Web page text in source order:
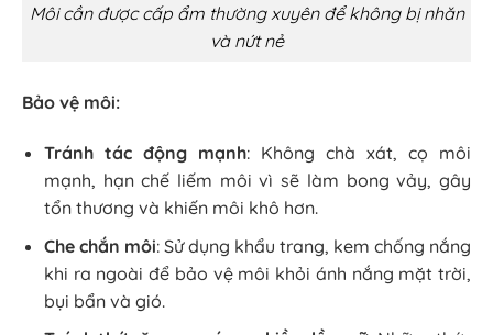
Môi cần được cấp ẩm thường xuyên để không bị nhăn
và nứt nẻ
Bảo vệ môi:
Tránh tác động mạnh: Không chà xát, cọ môi
mạnh, hạn chế liếm môi vì sẽ làm bong vảy, gây
tổn thương và khiến môi khô hơn.
Che chắn môi: Sử dụng khẩu trang, kem chống nắng
khi ra ngoài để bảo vệ môi khỏi ánh nắng mặt trời,
bụi bẩn và gió.